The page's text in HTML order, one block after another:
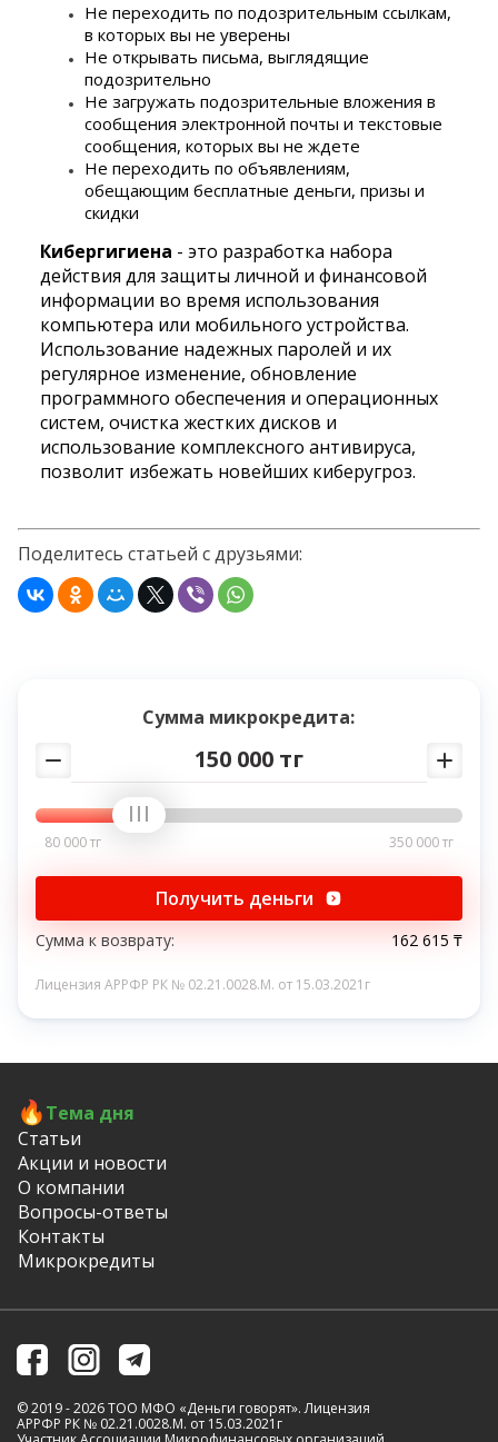
Сумма микрокредита:
150 000 тг
80 000 тг 350 000 тг
Получить деньги
Сумма к возврату: 162 615 ₸
Лицензия АРРФР РК № 02.21.0028.M. от 15.03.2021г
Не переходить по подозрительным ссылкам,
в которых вы не уверены
Не открывать письма, выглядящие
подозрительно
Не загружать подозрительные вложения в
сообщения электронной почты и текстовые
сообщения, которых вы не ждете
Не переходить по объявлениям,
обещающим бесплатные деньги, призы и
скидки
Кибергигиена - это разработка набора
действия для защиты личной и финансовой
информации во время использования
компьютера или мобильного устройства.
Использование надежных паролей и их
регулярное изменение, обновление
программного обеспечения и операционных
систем, очистка жестких дисков и
использование комплексного антивируса,
позволит избежать новейших киберугроз.
Поделитесь статьей с друзьями:
Тема дня
Статьи
Акции и новости
О компании
Вопросы-ответы
Контакты
Микрокредиты
© 2019 - 2026 ТОО МФО «Деньги говорят». Лицензия
АРРФР РК № 02.21.0028.M. от 15.03.2021г